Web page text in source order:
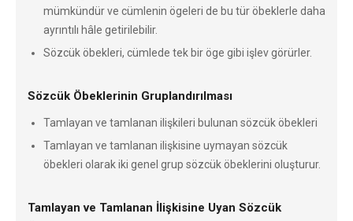
mümkündür ve cümlenin ögeleri de bu tür öbeklerle daha
ayrıntılı hâle getirilebilir.
Sözcük öbekleri, cümlede tek bir öge gibi işlev görürler.
Sözcük Öbeklerinin Gruplandırılması
Tamlayan ve tamlanan ilişkileri bulunan sözcük öbekleri
Tamlayan ve tamlanan ilişkisine uymayan sözcük
öbekleri olarak iki genel grup sözcük öbeklerini oluşturur.
Tamlayan ve Tamlanan İlişkisine Uyan Sözcük